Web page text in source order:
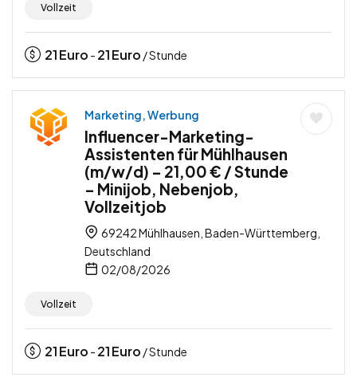
Vollzeit
21Euro - 21Euro / Stunde
Marketing, Werbung
Influencer-Marketing-
Assistenten für Mühlhausen
(m/w/d) – 21,00 € / Stunde
– Minijob, Nebenjob,
Vollzeitjob
69242 Mühlhausen, Baden-Württemberg,
Deutschland
02/08/2026
Vollzeit
21Euro - 21Euro / Stunde